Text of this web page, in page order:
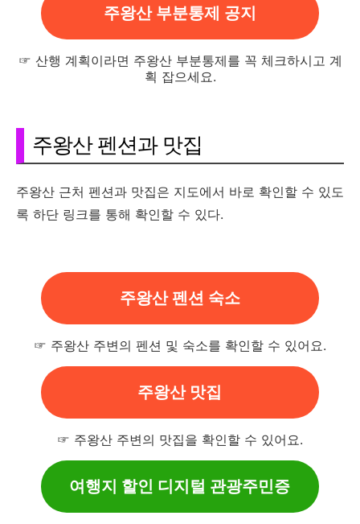
주왕산 부분통제 공지
☞ 산행 계획이라면 주왕산 부분통제를 꼭 체크하시고 계
획 잡으세요.
주왕산 펜션과 맛집
주왕산 근처 펜션과 맛집은 지도에서 바로 확인할 수 있도
록 하단 링크를 통해 확인할 수 있다.
주왕산 펜션 숙소
☞ 주왕산 주변의 펜션 및 숙소를 확인할 수 있어요.
주왕산 맛집
☞ 주왕산 주변의 맛집을 확인할 수 있어요.
여행지 할인 디지털 관광주민증